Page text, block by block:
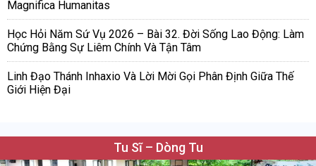
Magnifica Humanitas
Học Hỏi Năm Sứ Vụ 2026 – Bài 32. Đời Sống Lao Động: Làm
Chứng Bằng Sự Liêm Chính Và Tận Tâm
Linh Đạo Thánh Inhaxio Và Lời Mời Gọi Phân Định Giữa Thế
Giới Hiện Đại
Tu Sĩ – Dòng Tu